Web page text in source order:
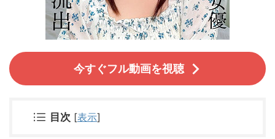
今すぐフル動画を視聴
目次 [表示]